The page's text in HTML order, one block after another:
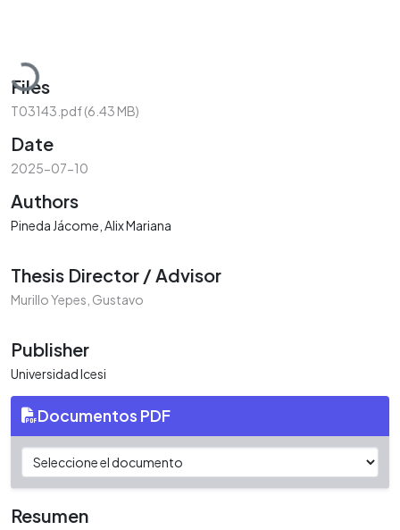
Loading...
Files
T03143.pdf(6.43 MB)
Date
2025-07-10
Authors
Pineda Jácome, Alix Mariana
Thesis Director / Advisor
Murillo Yepes, Gustavo
Publisher
Universidad Icesi
Documentos PDF
Resumen